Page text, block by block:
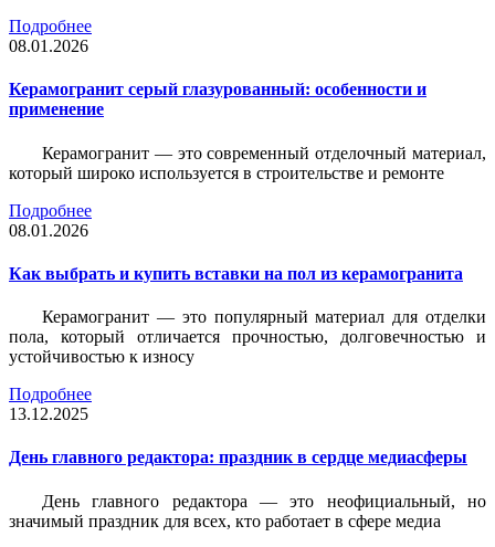
Подробнее
08.01.2026
Керамогранит серый глазурованный: особенности и
применение
Керамогранит — это современный отделочный материал,
который широко используется в строительстве и ремонте
Подробнее
08.01.2026
Как выбрать и купить вставки на пол из керамогранита
Керамогранит — это популярный материал для отделки
пола, который отличается прочностью, долговечностью и
устойчивостью к износу
Подробнее
13.12.2025
День главного редактора: праздник в сердце медиасферы
День главного редактора — это неофициальный, но
значимый праздник для всех, кто работает в сфере медиа